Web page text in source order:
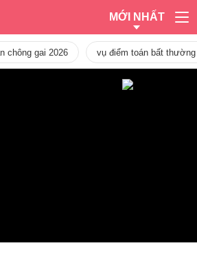
MỚI NHẤT
chông gai 2026 vụ điểm toán bất